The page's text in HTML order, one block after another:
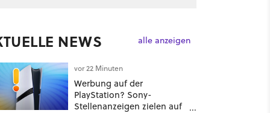
NEWS alle anzeigen
vor 22 Minuten
Werbung auf der
PlayStation? Sony-
Stellenanzeigen zielen auf